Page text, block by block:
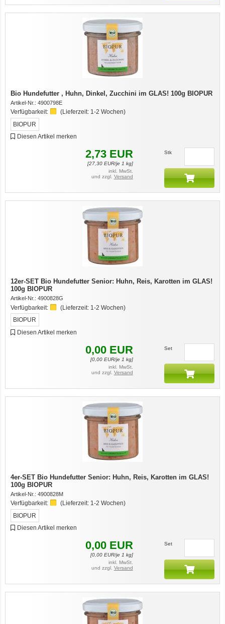
Bio Hundefutter , Huhn, Dinkel, Zucchini im GLAS! 100g BIOPUR
Artikel-Nr.: 4900798E
Verfügbarkeit: (Lieferzeit: 1-2 Wochen)
BIOPUR
Diesen Artikel merken
2,73 EUR
[27,30EUR/je 1 kg]
inkl. MwSt.
und zzgl. Versand
Stk
12er-SET Bio Hundefutter Senior: Huhn, Reis, Karotten im GLAS!
100g BIOPUR
Artikel-Nr.: 4900828G
Verfügbarkeit: (Lieferzeit: 1-2 Wochen)
BIOPUR
Diesen Artikel merken
0,00 EUR
[0,00EUR/je 1 kg]
inkl. MwSt.
und zzgl. Versand
Set
4er-SET Bio Hundefutter Senior: Huhn, Reis, Karotten im GLAS!
100g BIOPUR
Artikel-Nr.: 4900828M
Verfügbarkeit: (Lieferzeit: 1-2 Wochen)
BIOPUR
Diesen Artikel merken
0,00 EUR
[0,00EUR/je 1 kg]
inkl. MwSt.
und zzgl. Versand
Set